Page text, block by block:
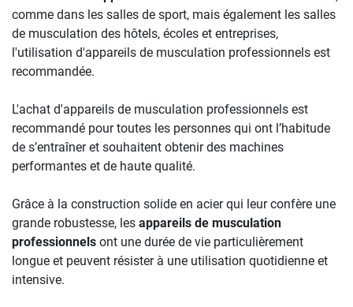
comme dans les salles de sport, mais également les salles
de musculation des hôtels, écoles et entreprises,
l'utilisation d'appareils de musculation professionnels est
recommandée.
L'achat d'appareils de musculation professionnels est
recommandé pour toutes les personnes qui ont l’habitude
de s’entraîner et souhaitent obtenir des machines
performantes et de haute qualité.
Grâce à la construction solide en acier qui leur confère une
grande robustesse, les appareils de musculation
professionnels ont une durée de vie particulièrement
longue et peuvent résister à une utilisation quotidienne et
intensive.